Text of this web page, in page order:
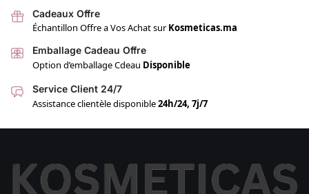
Cadeaux Offre
Échantillon Offre a Vos Achat surKosmeticas.ma
Emballage Cadeau Offre
Option d’emballage Cdeau Disponible
Service Client 24/7
Assistance clientèle disponible24h/24, 7j/7